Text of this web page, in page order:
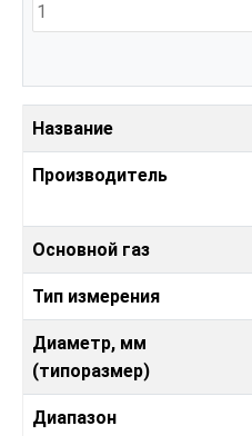
Название
Производитель
Основной газ
Тип измерения
Диаметр, мм
(типоразмер)
Диапазон